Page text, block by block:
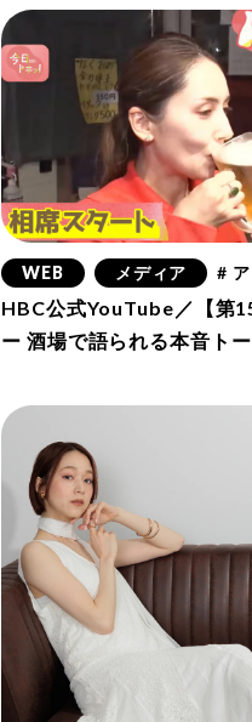
WEB メディア #
HBC公式YouTube／【第
ー 酒場で語られる本音ト